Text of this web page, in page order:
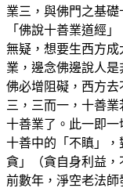
業三，與佛門之基
「佛說十善業道經
無疑，想要生西方
業，邊念佛邊說人
佛必增阻礙，西方
三，三而一，十善
十善業了。此一即
十善中的「不瞋」
貪」（貪自身利益，
前數年，淨空老法